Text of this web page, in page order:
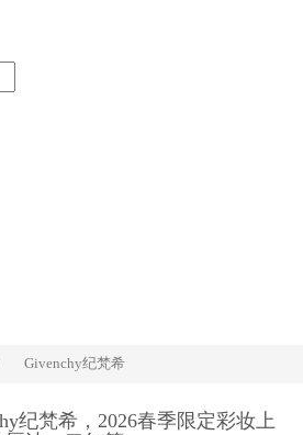
Givenchy纪梵希
纪梵希，2026春季限定彩妆上